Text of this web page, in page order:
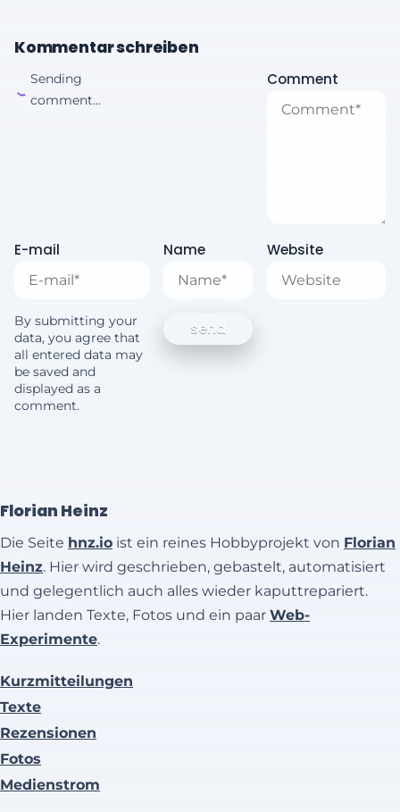
Kommentar schreiben
Sending
comment...
Comment
E-mail Name Website
By submitting your
data, you agree that
all entered data may
be saved and
displayed as a
comment.
Florian Heinz
Die Seite hnz.io ist ein reines Hobbyprojekt von Florian
Heinz. Hier wird geschrieben, gebastelt, automatisiert
und gelegentlich auch alles wieder kaputtrepariert.
Hier landen Texte, Fotos und ein paar Web-
Experimente.
Kurzmitteilungen
Texte
Rezensionen
Fotos
Medienstrom